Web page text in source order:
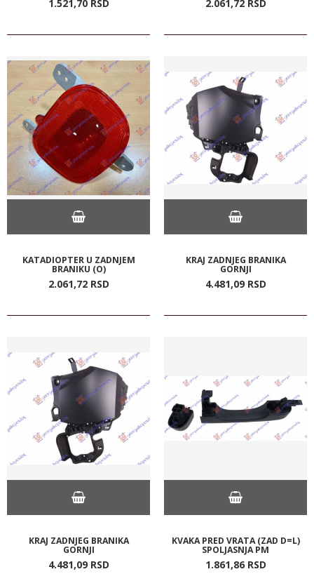
1.521,70 RSD 2.061,72 RSD
KATADIOPTER U ZADNJEM
BRANIKU (O)
2.061,72 RSD
KRAJ ZADNJEG BRANIKA
GORNJI
4.481,09 RSD
KRAJ ZADNJEG BRANIKA
GORNJI
4.481,09 RSD
KVAKA PRED VRATA (ZAD D=L)
SPOLJASNJA PM
1.861,86 RSD